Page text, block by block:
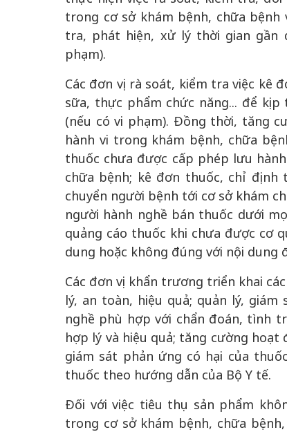
trong cơ sở khám bệnh, chữa bệnh
tra, phát hiện, xử lý thời gian gần
phạm).
Các đơn vị rà soát, kiểm tra việc kê
sữa, thực phẩm chức năng... để
(nếu có vi phạm). Đồng thời, tăng
hành vi trong khám bệnh, chữa
thuốc chưa được cấp phép lưu
chữa bệnh; kê đơn thuốc, chỉ
chuyển người bệnh tới cơ sở khám
người hành nghề bán thuốc dưới
quảng cáo thuốc khi chưa được cơ
dung hoặc không đúng với nội dung
Các đơn vị khẩn trương triển khai
lý, an toàn, hiệu quả; quản lý,
nghề phù hợp với chẩn đoán, tình
hợp lý và hiệu quả; tăng cường
giám sát phản ứng có hại của
thuốc theo hướng dẫn của Bộ Y tế.
Đối với việc tiêu thụ sản phẩm
trong cơ sở khám bệnh, chữa